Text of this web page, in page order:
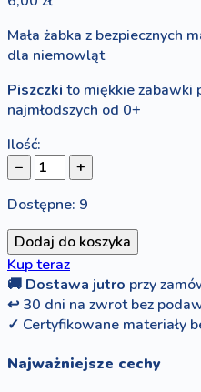
Mała żabka z bezpiecznych
dla niemowląt
Piszczki to miękkie zabawki
najmłodszych od 0+
Ilość:
−
+
Dostępne: 9
Dodaj do koszyka
Kup teraz
🚚 Dostawa jutro przy
↩ 30 dni na zwrot bez
✓ Certyfikowane materiały
Najważniejsze cechy